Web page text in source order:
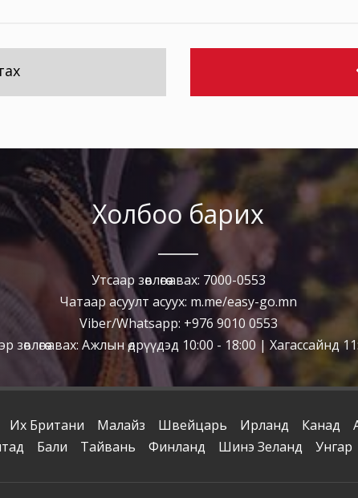
Холбоо барих
Утсаар зөвлөгөө авах: 7000-0553
Чатаар асуулт асуух: m.me/easy-go.mn
Viber/Whatsapp: +976 9010 0553
зөвлөгөө авах: Ажлын өдрүүдэд 10:00 - 18:00 | Хагассайнд
Их Британи Малайз Швейцарь Ирланд Канад
Бали Тайвань Финланд Шинэ Зеланд Унгар